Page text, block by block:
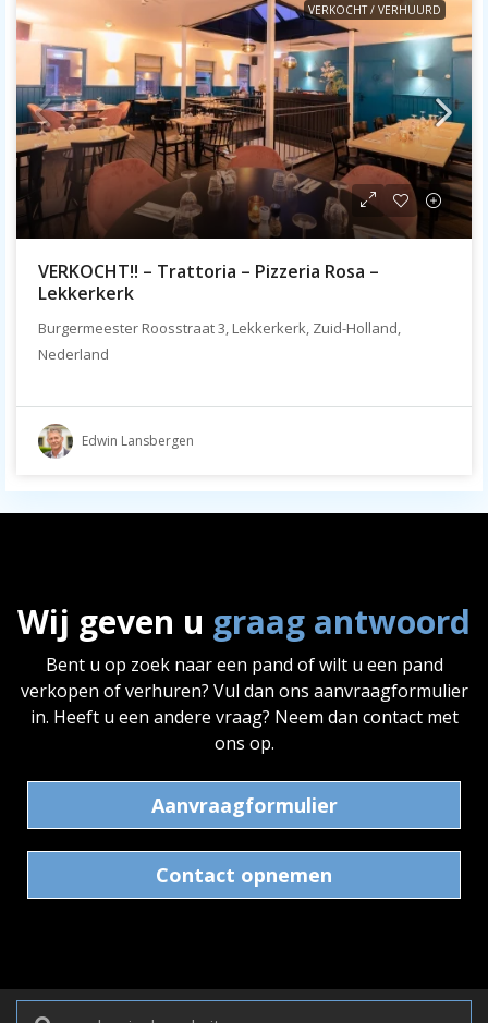
VERKOCHT / VERHUURD
VERKOCHT!! – Trattoria – Pizzeria Rosa –
Lekkerkerk
Burgermeester Roosstraat 3, Lekkerkerk, Zuid-Holland,
Nederland
Edwin Lansbergen
Wij geven u graag antwoord
Bent u op zoek naar een pand of wilt u een pand
verkopen of verhuren? Vul dan ons aanvraagformulier
in. Heeft u een andere vraag? Neem dan contact met
ons op.
Aanvraagformulier
Contact opnemen